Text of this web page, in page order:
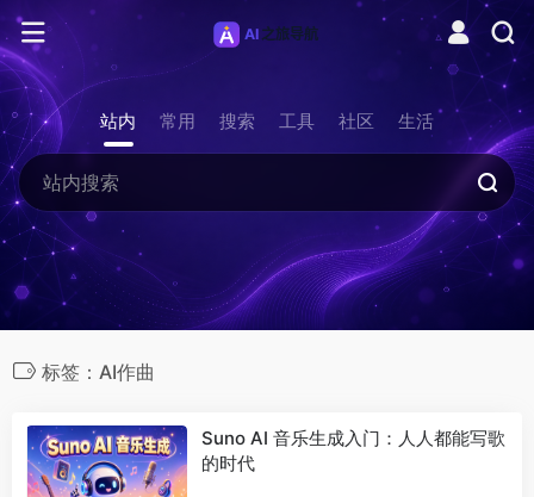
站内 常用 搜索 工具 社区 生活
标签：AI作曲
Suno AI 音乐生成入门：人人都能写歌
的时代